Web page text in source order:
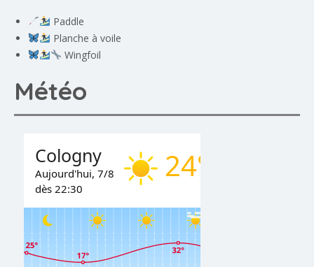
Paddle
Planche à voile
Wingfoil
Météo